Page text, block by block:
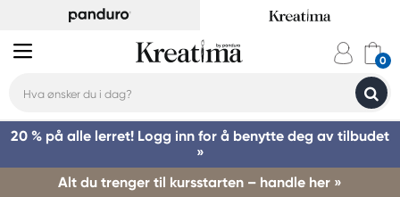
20 % på alle lerret! Logg inn for å benytte deg av tilbudet
»
Alt du trenger til kursstarten – handle her »